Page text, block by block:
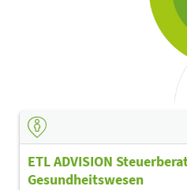
ETL ADVISION
Gesundheitswesen